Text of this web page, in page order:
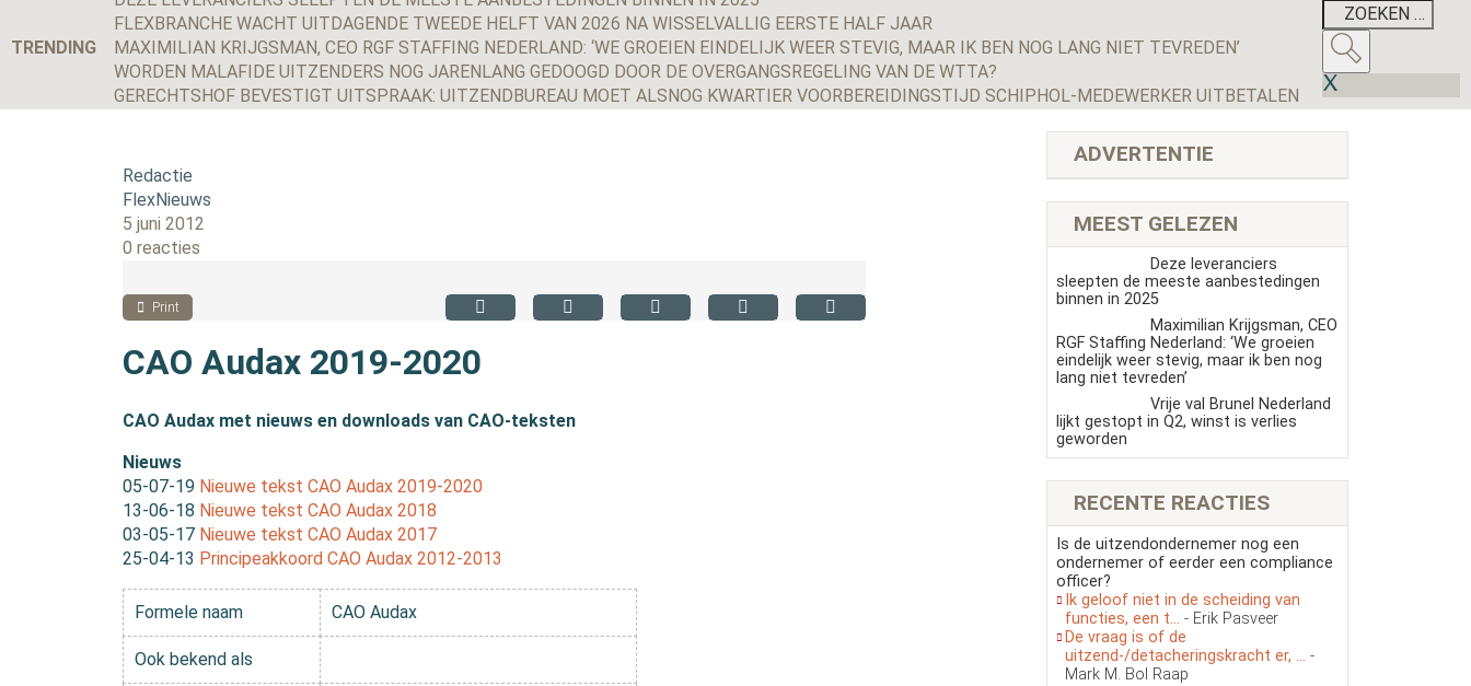
TRENDING
FLEXBRANCHE WACHT UITDAGENDE TWEEDE HELFT VAN 2026 NA WISSELVALLIG EERSTE HALF JAAR
MAXIMILIAN KRIJGSMAN, CEO RGF STAFFING NEDERLAND: ‘WE GROEIEN EINDELIJK WEER STEVIG, MAAR IK BEN NOG LANG NIET TEVREDEN’
WORDEN MALAFIDE UITZENDERS NOG JARENLANG GEDOOGD DOOR DE OVERGANGSREGELING VAN DE WTTA?
GERECHTSHOF BEVESTIGT UITSPRAAK: UITZENDBUREAU MOET ALSNOG KWARTIER VOORBEREIDINGSTIJD SCHIPHOL-MEDEWERKER UITBETALEN
Redactie
FlexNieuws
5 juni 2012
0 reacties
Print
CAO Audax 2019-2020
CAO Audax met nieuws en downloads van CAO-teksten
Nieuws
05-07-19 Nieuwe tekst CAO Audax 2019-2020
13-06-18 Nieuwe tekst CAO Audax 2018
03-05-17 Nieuwe tekst CAO Audax 2017
25-04-13 Principeakkoord CAO Audax 2012-2013
Formele naam CAO Audax
Ook bekend als
ADVERTENTIE
MEEST GELEZEN
Deze leveranciers
sleepten de meeste aanbestedingen
binnen in 2025
Maximilian Krijgsman, CEO
RGF Staffing Nederland: ‘We groeien
eindelijk weer stevig, maar ik ben nog
lang niet tevreden’
Vrije val Brunel Nederland
lijkt gestopt in Q2, winst is verlies
geworden
RECENTE REACTIES
Is de uitzendondernemer nog een
ondernemer of eerder een compliance
officer?
Ik geloof niet in de scheiding van
functies, een t... - Erik Pasveer
De vraag is of de
uitzend-/detacheringskracht er, ... -
Mark M. Bol Raap